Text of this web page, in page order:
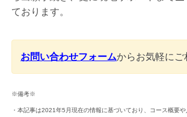
ております。
お問い合わせフォームからお気軽にご
※備考※
・本記事は2021年5月現在の情報に基づいており、コース概要